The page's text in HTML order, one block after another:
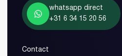
Vestuur
whatsapp direct
+31 6 34 15 20 56
Contact